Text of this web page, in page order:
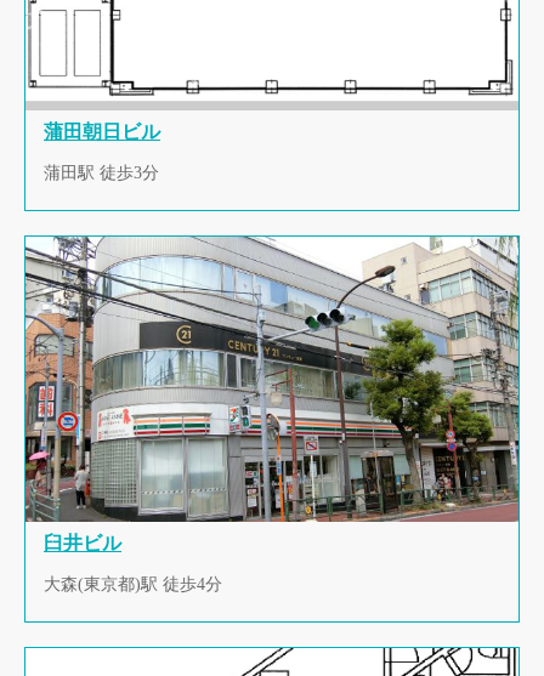
蒲田朝日ビル
蒲田駅 徒歩3分
臼井ビル
大森(東京都)駅 徒歩4分